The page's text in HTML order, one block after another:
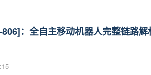
：全自主移动机器人完整链路